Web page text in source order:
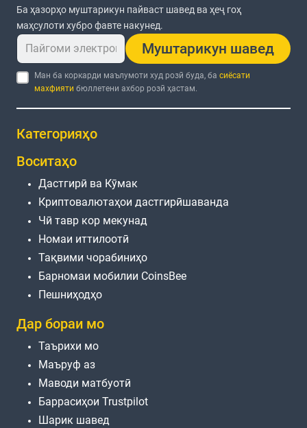
Ба ҳазорҳо муштарикун пайваст шавед ва ҳеҷ гоҳ
маҳсулоти хубро фавте накунед.
Муштарикун шавед
Ман ба коркарди маълумоти худ розӣ буда, басиёсати
махфияти бюллетени ахбор розӣ ҳастам.
Категорияҳо
Воситаҳо
Дастгирӣ ва Кӯмак
Криптовалютаҳои дастгирӣшаванда
Чӣ тавр кор мекунад
Номаи иттилоотӣ
Тақвими чорабиниҳо
Барномаи мобилии CoinsBee
Пешниҳодҳо
Дар бораи мо
Таърихи мо
Маъруф аз
Маводи матбуотӣ
Баррасиҳои Trustpilot
Шарик шавед